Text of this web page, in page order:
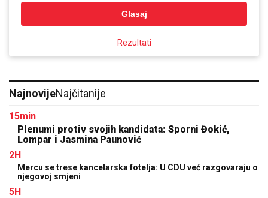
Glasaj
Rezultati
NajnovijeNajčitanije
15min
Plenumi protiv svojih kandidata: Sporni Đokić,
Lompar i Jasmina Paunović
2H
Mercu se trese kancelarska fotelja: U CDU već razgovaraju o
njegovoj smjeni
5H